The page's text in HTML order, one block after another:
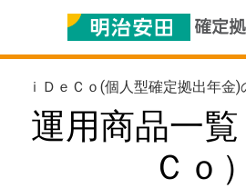
ｉＤｅＣｏ(個人型確定拠出年金)
運用商品一覧
Ｃｏ）